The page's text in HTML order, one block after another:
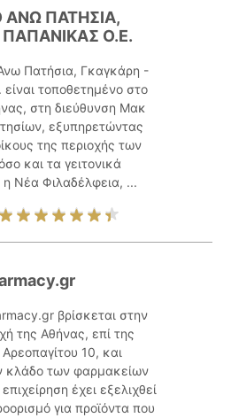
ΠΑΤΗΣΙΑ,
Ο.Ε.
Πατήσια, Γκαγκάρη -
τοποθετημένο στο
στη διεύθυνση Μακ
εξυπηρετώντας
της περιοχής των
και τα γειτονικά
Νέα Φιλαδέλφεια, ...
βρίσκεται στην
της Αθήνας, επί της
10, και
κλάδο των φαρμακείων
έχει εξελιχθεί
για προϊόντα που